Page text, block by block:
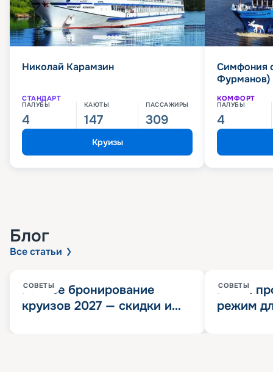
Николай Карамзин
СТАНДАРТ
ПАЛУБЫ
4
КАЮТЫ
147
ПАССАЖИРЫ
309
Круизы
Симфония
Фурманов)
КОМФОРТ
ПАЛУБЫ
4
Блог
Все статьи
СОВЕТЫ
Раннее бронирование
круизов 2027 — скидки и
СОВЕТЫ
Китай
режим